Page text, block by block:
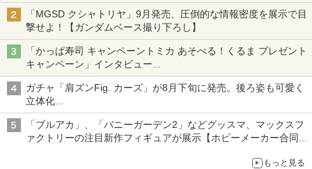
「MGSD クシャトリヤ」9月発売、圧倒的な情報密度を展示で目
撃せよ！【ガンダムベース撮り下ろし】
「かっぱ寿司 キャンペーントミカ あそべる！くるま プレゼント
キャンペーン」インタビュー
子どもが楽しめるかっぱ寿司ならではの体験とコラボの楽しさを
追求
ガチャ「肩ズンFig. カーズ」が8月下旬に発売。後ろ姿も可愛く
立体化
ライトニング・マックィーンやメーターなど4種がラインナップ
「ブルアカ」、「バニーガーデン2」などグッスマ、マックスフ
ァクトリーの注目新作フィギュアが展示【ホビーメーカー合同展
もっと見る